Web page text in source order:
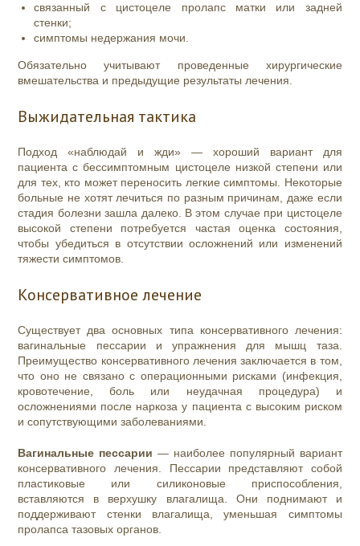
связанный с цистоцеле пролапс матки или задней
стенки;
симптомы недержания мочи.
Обязательно учитывают проведенные хирургические
вмешательства и предыдущие результаты лечения.
Выжидательная тактика
Подход «наблюдай и жди» — хороший вариант для
пациента с бессимптомным цистоцеле низкой степени или
для тех, кто может переносить легкие симптомы. Некоторые
больные не хотят лечиться по разным причинам, даже если
стадия болезни зашла далеко. В этом случае при цистоцеле
высокой степени потребуется частая оценка состояния,
чтобы убедиться в отсутствии осложнений или изменений
тяжести симптомов.
Консервативное лечение
Существует два основных типа консервативного лечения:
вагинальные пессарии и упражнения для мышц таза.
Преимущество консервативного лечения заключается в том,
что оно не связано с операционными рисками (инфекция,
кровотечение, боль или неудачная процедура) и
осложнениями после наркоза у пациента с высоким риском
и сопутствующими заболеваниями.
Вагинальные пессарии — наиболее популярный вариант
консервативного лечения. Пессарии представляют собой
пластиковые или силиконовые приспособления,
вставляются в верхушку влагалища. Они поднимают и
поддерживают стенки влагалища, уменьшая симптомы
пролапса тазовых органов.